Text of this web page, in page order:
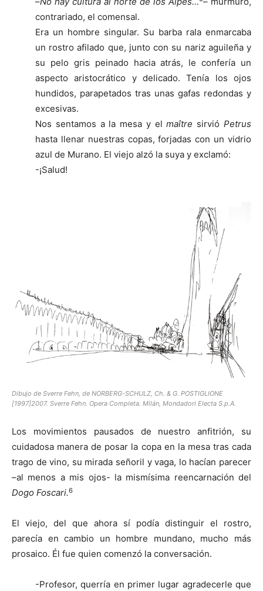
contrariado, el comensal.
Era un hombre singular. Su barba rala enmarcaba
un rostro afilado que, junto con su nariz aguileña y
su pelo gris peinado hacia atrás, le confería un
aspecto aristocrático y delicado. Tenía los ojos
hundidos, parapetados tras unas gafas redondas y
excesivas.
Nos sentamos a la mesa y elmaître sirvióPetrus
hasta llenar nuestras copas, forjadas con un vidrio
azul de Murano. El viejo alzó la suya y exclamó:
-¡Salud!
Dibujo de Sverre Fehn, de NORBERG-SCHULZ, Ch. & G. POSTIGLIONE
[1997]2007. Sverre Fehn. Opera Completa. Milán, Mondadori Electa S.p.A.
Los movimientos pausados de nuestro anfitrión, su
cuidadosa manera de posar la copa en la mesa tras cada
trago de vino, su mirada señoril y vaga, lo hacían parecer
–al menos a mis ojos- la mismísima reencarnación del
Dogo Foscari.6
El viejo, del que ahora sí podía distinguir el rostro,
parecía en cambio un hombre mundano, mucho más
prosaico. Él fue quien comenzó la conversación.
-Profesor, querría en primer lugar agradecerle que